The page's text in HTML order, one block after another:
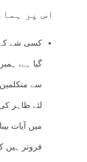
اس پر
کسی شے کے
گیا ہے،
سے متکلمین
لئے ظاہر
میں آیات
فروتر ہیں